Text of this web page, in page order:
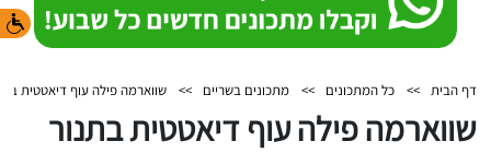
דף הבית >> כל המתכונים >> מתכונים בשריים >> שווארמה פילה עוף דיאטטית
שווארמה פילה עוף דיאטטית בתנור